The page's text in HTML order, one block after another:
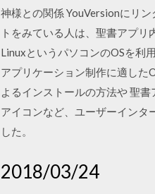
神様との関係 YouVersionにリ
トをみている人は、聖書アプ
LinuxというパソコンのOSを利
アプリケーション制作に適した
よるインストールの方法や 聖
アイコンなど、ユーザーインタ
した。
2018/03/24